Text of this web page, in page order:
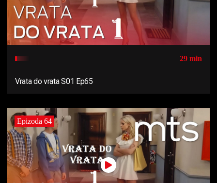
29 min
Vrata do vrata S01 Ep65
Epizoda 64